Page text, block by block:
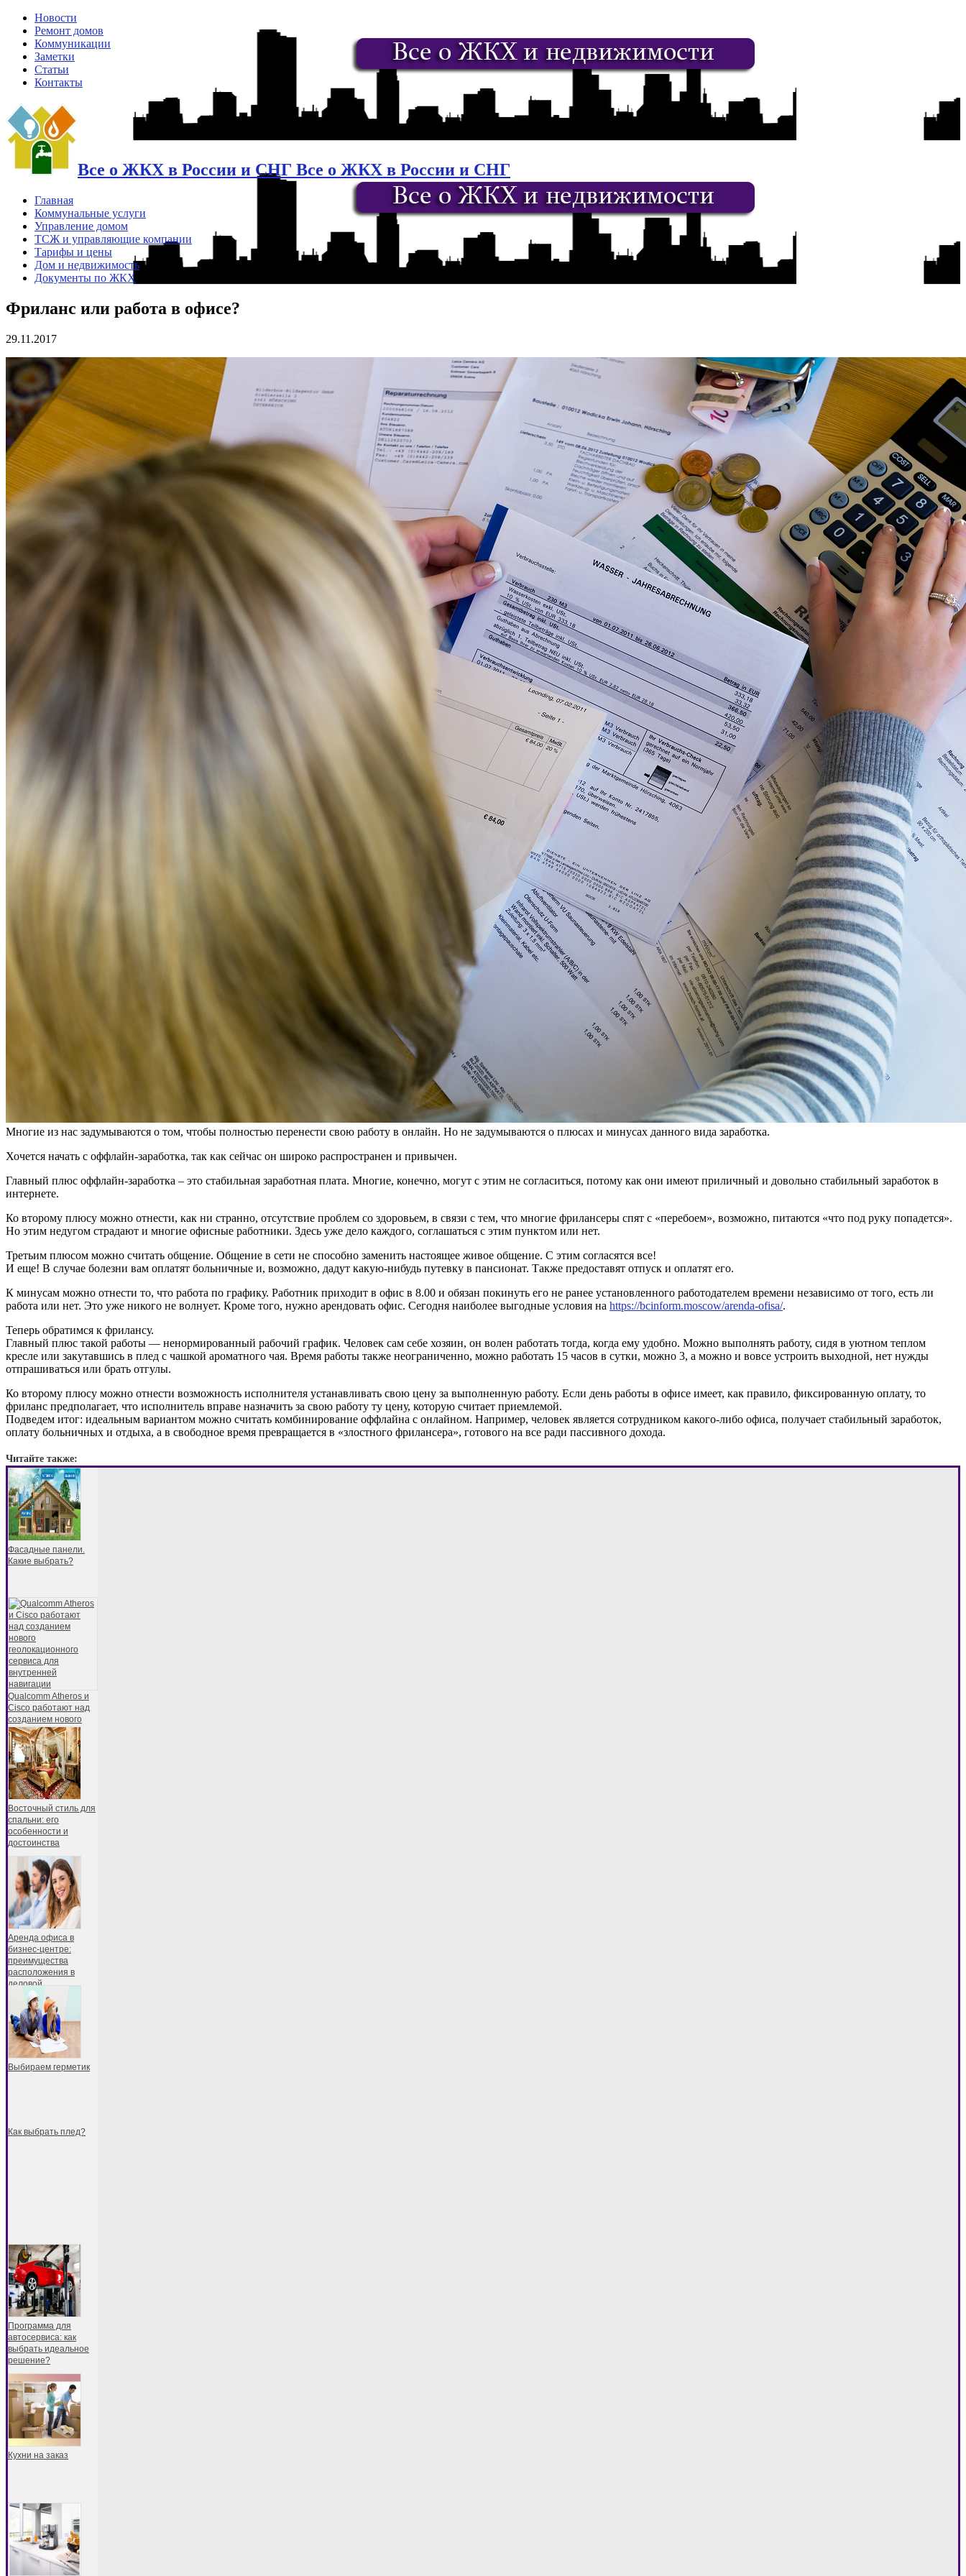
Новости
Ремонт домов
Коммуникации
Заметки
Статьи
Контакты
Все о ЖКХ в России и СНГ Все о ЖКХ в России и СНГ
Главная
Коммунальные услуги
Управление домом
ТСЖ и управляющие компании
Тарифы и цены
Дом и недвижимость
Документы по ЖКХ
Фриланс или работа в офисе?
29.11.2017
Многие из нас задумываются о том, чтобы полностью перенести свою работу в онлайн. Но не задумываются о плюсах и минусах данного вида заработка.
Хочется начать с оффлайн-заработка, так как сейчас он широко распространен и привычен.
Главный плюс оффлайн-заработка – это стабильная заработная плата. Многие, конечно, могут с этим не согласиться, потому как они имеют приличный и довольно стабильный заработок в
интернете.
Ко второму плюсу можно отнести, как ни странно, отсутствие проблем со здоровьем, в связи с тем, что многие фрилансеры спят с «перебоем», возможно, питаются «что под руку попадется».
Но этим недугом страдают и многие офисные работники. Здесь уже дело каждого, соглашаться с этим пунктом или нет.
Третьим плюсом можно считать общение. Общение в сети не способно заменить настоящее живое общение. С этим согласятся все!
И еще! В случае болезни вам оплатят больничные и, возможно, дадут какую-нибудь путевку в пансионат. Также предоставят отпуск и оплатят его.
К минусам можно отнести то, что работа по графику. Работник приходит в офис в 8.00 и обязан покинуть его не ранее установленного работодателем времени независимо от того, есть ли
работа или нет. Это уже никого не волнует. Кроме того, нужно арендовать офис. Сегодня наиболее выгодные условия на https://bcinform.moscow/arenda-ofisa/.
Теперь обратимся к фрилансу.
Главный плюс такой работы — ненормированный рабочий график. Человек сам себе хозяин, он волен работать тогда, когда ему удобно. Можно выполнять работу, сидя в уютном теплом
кресле или закутавшись в плед с чашкой ароматного чая. Время работы также неограниченно, можно работать 15 часов в сутки, можно 3, а можно и вовсе устроить выходной, нет нужды
отпрашиваться или брать отгулы.
Ко второму плюсу можно отнести возможность исполнителя устанавливать свою цену за выполненную работу. Если день работы в офисе имеет, как правило, фиксированную оплату, то
фриланс предполагает, что исполнитель вправе назначить за свою работу ту цену, которую считает приемлемой.
Подведем итог: идеальным вариантом можно считать комбинирование оффлайна с онлайном. Например, человек является сотрудником какого-либо офиса, получает стабильный заработок,
оплату больничных и отдыха, а в свободное время превращается в «злостного фрилансера», готового на все ради пассивного дохода.
Читайте также:
Фасадные панели.
Какие выбрать?
Qualcomm Atheros и
Cisco работают над
созданием нового
Восточный стиль для
спальни: его
особенности и
достоинства
Аренда офиса в
бизнес-центре:
преимущества
расположения в
деловой
Выбираем герметик
Как выбрать плед?
Программа для
автосервиса: как
выбрать идеальное
решение?
Кухни на заказ